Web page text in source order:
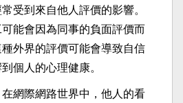
受到來自他人評價的影響。
能會因為同事的負面評價而
外界的評價可能會導致自信
個人的心理健康。
網際網路世界中，他人的看